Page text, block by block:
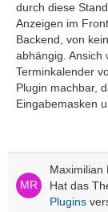
durch diese
Anzeigen im
Backend, von
abhängig. Ansich
Terminkalender
Plugin machbar,
Eingabemasken
Maximilian
Hat das
Plugins